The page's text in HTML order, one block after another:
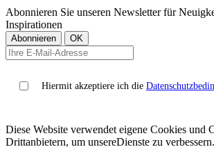
Abonnieren Sie unseren Newsletter für
Inspirationen
Hiermit akzeptiere ich die
Diese Website verwendet eigene Cookies und
Drittanbietern, um unsereDienste zu